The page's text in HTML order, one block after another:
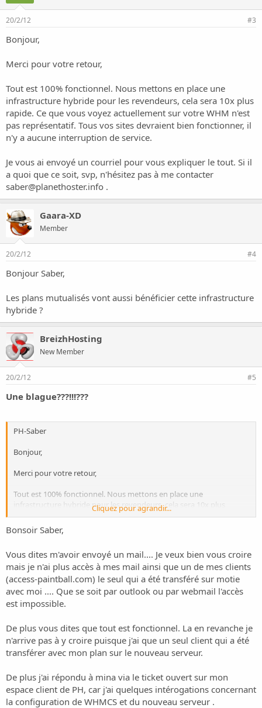
20/2/12 #3
Bonjour,
Merci pour votre retour,
Tout est 100% fonctionnel. Nous mettons en place une
infrastructure hybride pour les revendeurs, cela sera 10x plus
rapide. Ce que vous voyez actuellement sur votre WHM n'est
pas représentatif. Tous vos sites devraient bien fonctionner, il
n'y a aucune interruption de service.
Je vous ai envoyé un courriel pour vous expliquer le tout. Si il
a quoi que ce soit, svp, n'hésitez pas à me contacter
saber@planethoster.info .
Gaara-XD
Member
20/2/12 #4
Bonjour Saber,
Les plans mutualisés vont aussi bénéficier cette infrastructure
hybride ?
BreizhHosting
New Member
20/2/12 #5
Une blague???!!!???
PH-Saber
Bonjour,
Merci pour votre retour,
Tout est 100% fonctionnel. Nous mettons en place une
infrastructure hybride pour les revendeurs, cela sera 10x plus
rapide. Ce que vous voyez actuellement sur votre WHM n'est pas
représentatif. Tous vos sites devraient bien fonctionner, il n'y a
aucune interruption de service.
Je vous ai envoyé un courriel pour vous expliquer le tout. Si il a quoi
que ce soit, svp, n'hésitez pas à me contacter
saber@planethoster.info.
Cliquez pour agrandir...
Bonsoir Saber,
Vous dites m'avoir envoyé un mail.... Je veux bien vous croire
mais je n'ai plus accès à mes mail ainsi que un de mes clients
(access-paintball.com) le seul qui a été transféré sur motie
avec moi .... Que se soit par outlook ou par webmail l'accès
est impossible.
De plus vous dites que tout est fonctionnel. La en revanche je
n'arrive pas à y croire puisque j'ai que un seul client qui a été
transférer avec mon plan sur le nouveau serveur.
De plus j'ai répondu à mina via le ticket ouvert sur mon
espace client de PH, car j'ai quelques intérogations concernant
la configuration de WHMCS et du nouveau serveur .